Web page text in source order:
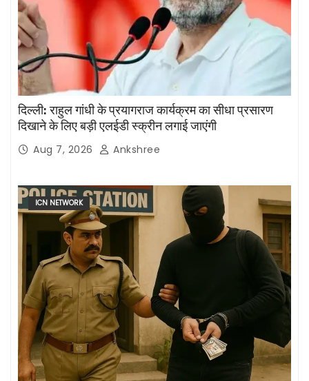
दिल्ली: राहुल गांधी के प्रयागराज कार्यक्रम का सीधा प्रसारण
दिखाने के लिए बड़ी एलईडी स्क्रीन लगाई जाएंगी
Aug 7, 2026 Ankshree
ICN NETWORK